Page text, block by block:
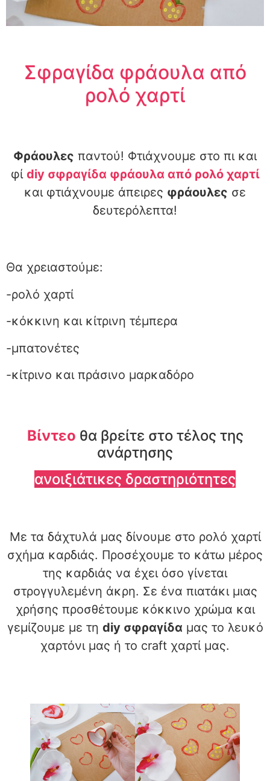
Σφραγίδα φράουλα από
ρολό χαρτί
Φράουλες παντού! Φτιάχνουμε στο πι και
φί diy σφραγίδα φράουλα από ρολό χαρτί
και φτιάχνουμε άπειρες φράουλες σε
δευτερόλεπτα!
Θα χρειαστούμε:
-ρολό χαρτί
-κόκκινη και κίτρινη τέμπερα
-μπατονέτες
-κίτρινο και πράσινο μαρκαδόρο
Βίντεο θα βρείτε στο τέλος της
ανάρτησης
ανοιξιάτικες δραστηριότητες
Με τα δάχτυλά μας δίνουμε στο ρολό χαρτί
σχήμα καρδιάς. Προσέχουμε το κάτω μέρος
της καρδιάς να έχει όσο γίνεται
στρογγυλεμένη άκρη. Σε ένα πιατάκι μιας
χρήσης προσθέτουμε κόκκινο χρώμα και
γεμίζουμε με τη diy σφραγίδα μας το λευκό
χαρτόνι μας ή το craft χαρτί μας.